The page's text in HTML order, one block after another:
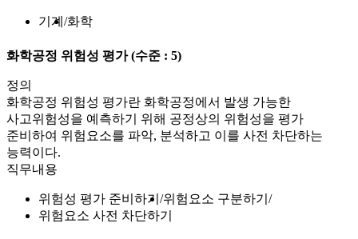
기계 화학
화학공정 위험성 평가(수준 : 5)
정의
화학공정 위험성 평가란 화학공정에서 발생 가능한
사고위험성을 예측하기 위해 공정상의 위험성을 평가
준비하여 위험요소를 파악, 분석하고 이를 사전 차단하는
능력이다.
직무내용
위험성 평가 준비하기
위험요소 구분하기
위험요소 사전 차단하기